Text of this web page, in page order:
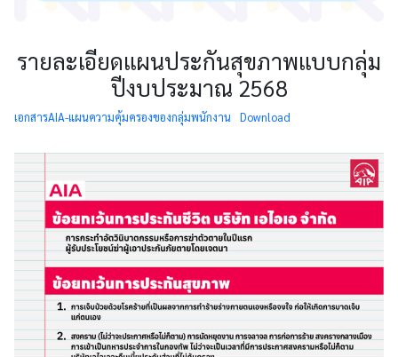
รายละเอียดแผนประกันสุขภาพแบบกลุ่ม
ปีงบประมาณ 2568
เอกสารAIA-แผนความคุ้มครองของกลุ่มพนักงาน Download